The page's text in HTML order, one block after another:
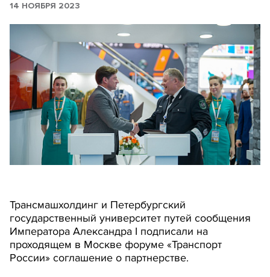
14 НОЯБРЯ 2023
Трансмашхолдинг и Петербургский
государственный университет путей сообщения
Императора Александра I подписали на
проходящем в Москве форуме «Транспорт
России» соглашение о партнерстве.